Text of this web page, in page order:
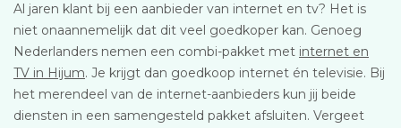
Al jaren klant bij een aanbieder van internet en tv? Het is
niet onaannemelijk dat dit veel goedkoper kan. Genoeg
Nederlanders nemen een combi-pakket met internet en
TV in Hijum. Je krijgt dan goedkoop internet én televisie. Bij
het merendeel van de internet-aanbieders kun jij beide
diensten in een samengesteld pakket afsluiten. Vergeet